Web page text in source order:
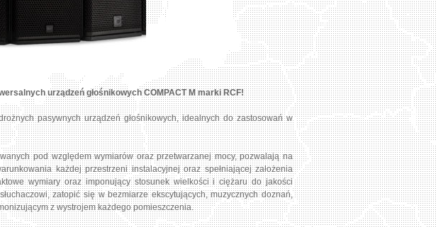
urządzeń głośnikowych COMPACT M marki RCF!
pasywnych urządzeń głośnikowych, idealnych do zastosowań w
pod względem wymiarów oraz przetwarzanej mocy, pozwalają na
każdej przestrzeni instalacyjnej oraz spełniającej założenia
wymiary oraz imponujący stosunek wielkości i ciężaru do jakości
zatopić się w bezmiarze ekscytujących, muzycznych doznań,
z wystrojem każdego pomieszczenia.